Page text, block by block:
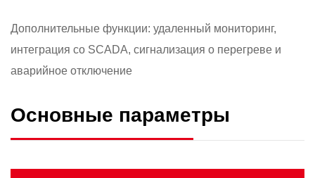
Дополнительные функции: удаленный мониторинг,
интеграция со SCADA, сигнализация о перегреве и
аварийное отключение
Основные параметры